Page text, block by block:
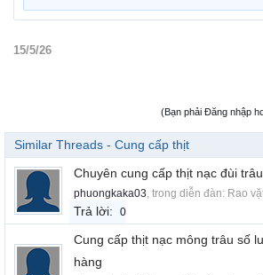
15/5/26
(Bạn phải Đăng nhập
Similar Threads - Cung cấp thịt
Chuyên cung cấp thịt nạc đùi
phuongkaka03, trong diễn đàn: Rao
Trả lời: 0
Cung cấp thịt nạc mông trâu số
hàng